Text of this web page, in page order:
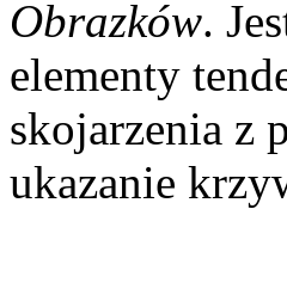
Obrazków.
elementy
skojarzenia z
ukazanie